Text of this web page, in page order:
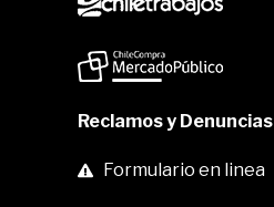
Reclamos y Denuncias
Formulario en linea